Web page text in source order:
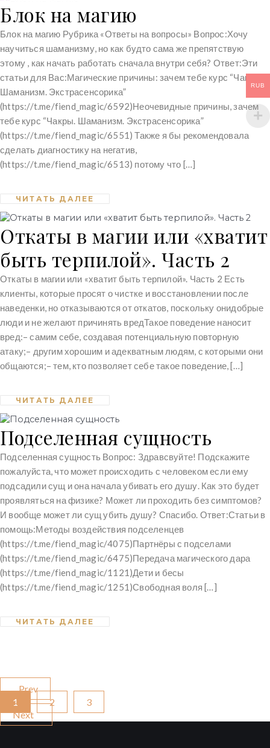
Блок на магию
Блок на магию Рубрика «Ответы на вопросы» Вопрос:Хочу
научиться шаманизму, но как будто сама же препятствую
этому , как начать работать сначала внутри себя? Ответ:Эти
статьи для Вас:Магические причины: зачем тебе курс “Чакры.
Шаманизм. Экстрасенсорика”
(https://t.me/fiend_magic/6592)Неочевидные причины, зачем
тебе курс “Чакры. Шаманизм. Экстрасенсорика”
(https://t.me/fiend_magic/6551) Также я бы рекомендовала
сделать диагностику на негатив,
(https://t.me/fiend_magic/6513) потому что […]
ЧИТАТЬ ДАЛЕЕ
Откаты в магии или «хватит
быть терпилой». Часть 2
Откаты в магии или «хватит быть терпилой». Часть 2 Есть
клиенты, которые просят о чистке и восстановлении после
наведенки, но отказываются от откатов, поскольку онидобрые
люди и не желают причинять вредТакое поведение наносит
вред:– самим себе, создавая потенциальную повторную
атаку;– другим хорошим и адекватным людям, с которыми они
общаются;– тем, кто позволяет себе такое поведение, […]
ЧИТАТЬ ДАЛЕЕ
Подселенная сущность
Подселенная сущность Вопрос: Здравсвуйте! Подскажите
пожалуйста, что может происходить с человеком если ему
подсадили сущ и она начала убивать его душу. Как это будет
проявляться на физике? Может ли проходить без симптомов?
И вообще может ли сущ убить душу? Спасибо. Ответ:Статьи в
помощь:Методы воздействия подселенцев
(https://t.me/fiend_magic/4075)Партнёры с подселами
(https://t.me/fiend_magic/6475)Передача магического дара
(https://t.me/fiend_magic/1121)Дети и бесы
(https://t.me/fiend_magic/1251)Свободная воля […]
ЧИТАТЬ ДАЛЕЕ
Prev
1
2
3
Next
RUB